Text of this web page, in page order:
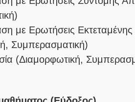
)
με Ερωτήσεις
, Συμπερασματική)
(Διαμορφωτική,